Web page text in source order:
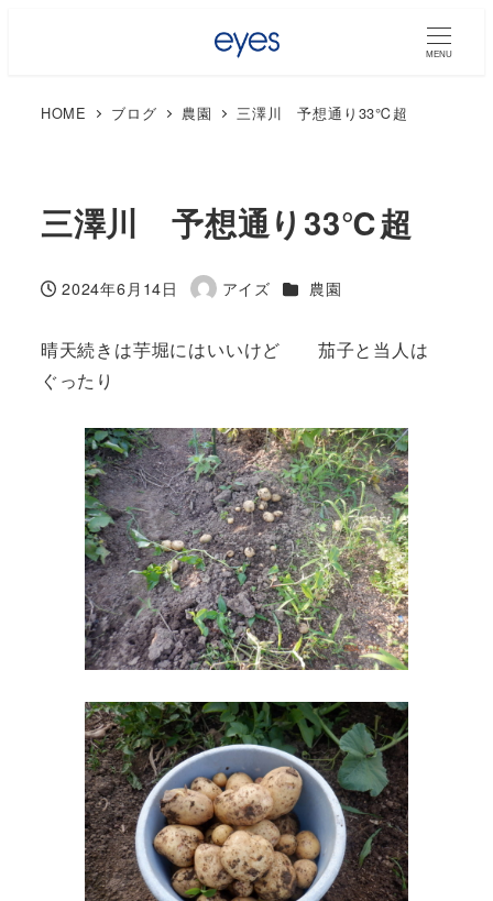
MENU
HOME ブログ 農園 三澤川 予想通り33℃超
三澤川 予想通り33℃超
投稿日
2024年6月14日
著
アイズ カテゴリー
農園
晴天続きは芋堀にはいいけど 茄子と当人は
ぐったり